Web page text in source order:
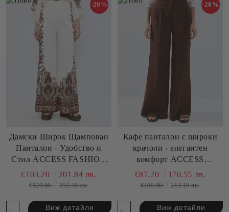
Дамски Широк Щампован
Панталон - Удобство и
Стил ACCESS FASHION
(SKU) 5072
-20%
€103.20 201.84 лв.
€129.00 252.30 лв.
Виж детайли
Кафе панталон с широки
крачоли - елегантен
комфорт ACCESS
FASHION (SKU) 5007
-20%
€87.20 170.55 лв.
€109.00 213.19 лв.
Виж детайли